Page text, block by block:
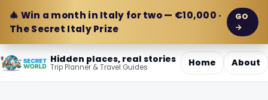
🎄 Win a month in Italy for two — €10,000 ·
The Secret Italy Prize
GO
→
Hidden places, real stories
Trip Planner & Travel Guides Home About